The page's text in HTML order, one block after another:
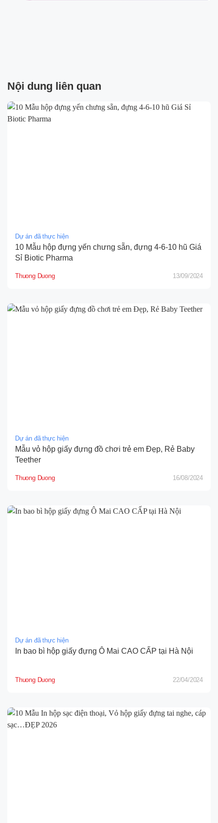
Nội dung liên quan
Dự án đã thực hiện
10 Mẫu hộp đựng yến chưng sẵn, đựng 4-6-10 hũ Giá
Sỉ Biotic Pharma
Thuong Duong 13/09/2024
Dự án đã thực hiện
Mẫu vỏ hộp giấy đựng đồ chơi trẻ em Đẹp, Rẻ Baby
Teether
Thuong Duong 16/08/2024
Dự án đã thực hiện
In bao bì hộp giấy đựng Ô Mai CAO CẤP tại Hà Nội
Thuong Duong 22/04/2024